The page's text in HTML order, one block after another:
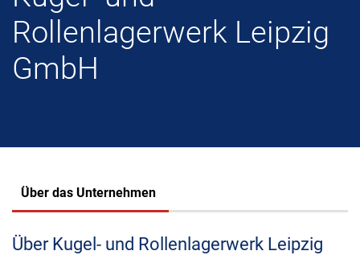
Rollenlagerwerk Leipzig
GmbH
Über das Unternehmen
Über Kugel- und Rollenlagerwerk Leipzig